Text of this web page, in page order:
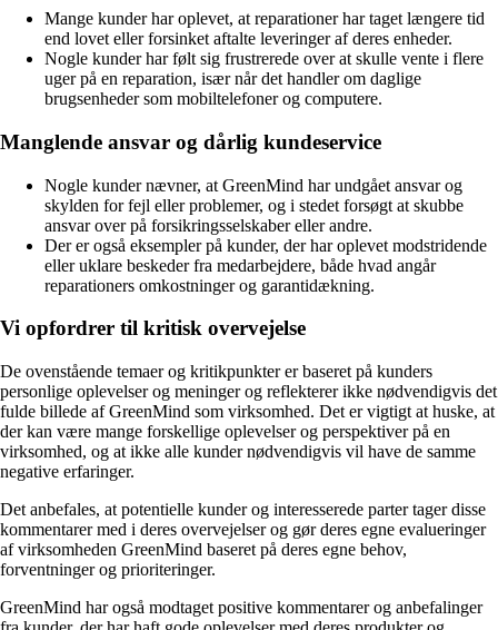
Mange kunder har oplevet, at reparationer har taget længere tid
end lovet eller forsinket aftalte leveringer af deres enheder.
Nogle kunder har følt sig frustrerede over at skulle vente i flere
uger på en reparation, især når det handler om daglige
brugsenheder som mobiltelefoner og computere.
Manglende ansvar og dårlig kundeservice
Nogle kunder nævner, at GreenMind har undgået ansvar og
skylden for fejl eller problemer, og i stedet forsøgt at skubbe
ansvar over på forsikringsselskaber eller andre.
Der er også eksempler på kunder, der har oplevet modstridende
eller uklare beskeder fra medarbejdere, både hvad angår
reparationers omkostninger og garantidækning.
Vi opfordrer til kritisk overvejelse
De ovenstående temaer og kritikpunkter er baseret på kunders
personlige oplevelser og meninger og reflekterer ikke nødvendigvis det
fulde billede af GreenMind som virksomhed. Det er vigtigt at huske, at
der kan være mange forskellige oplevelser og perspektiver på en
virksomhed, og at ikke alle kunder nødvendigvis vil have de samme
negative erfaringer.
Det anbefales, at potentielle kunder og interesserede parter tager disse
kommentarer med i deres overvejelser og gør deres egne evalueringer
af virksomheden GreenMind baseret på deres egne behov,
forventninger og prioriteringer.
GreenMind har også modtaget positive kommentarer og anbefalinger